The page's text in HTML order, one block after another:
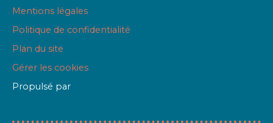
Mentions légales
Politique de confidentialité
Plan du site
Gérer les cookies
Propulsé par